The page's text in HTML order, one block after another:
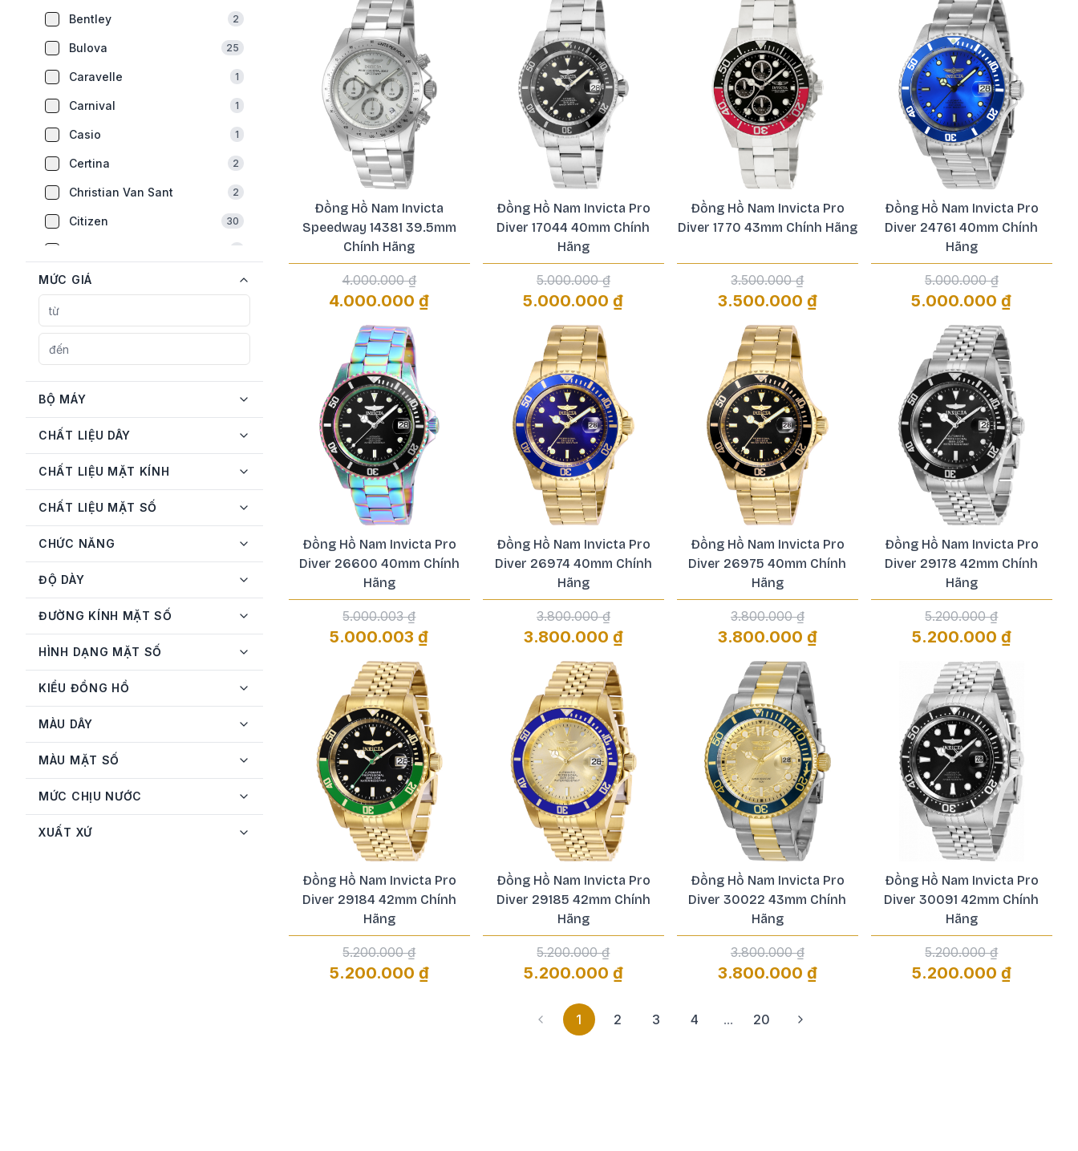
Bentley 2
Bulova 25
Caravelle 1
Carnival 1
Casio 1
Certina 2
Christian Van Sant 2
Citizen 30
Emporio Armani
Frederique Constant 5
Gucci 1
Guess
Invicta 72
JBW
Longines
MATHEY-TISSOT
Mido 2
Olym Pianus
Orient
Philipp Plein 1
Raymond Weil
Salvatore Ferragamo
Seiko
MỨC GIÁ
BỘ MÁY
CHẤT LIỆU DÂY
CHẤT LIỆU MẶT KÍNH
CHẤT LIỆU MẶT SỐ
CHỨC NĂNG
ĐỘ DÀY
ĐƯỜNG KÍNH MẶT SỐ
HÌNH DẠNG MẶT SỐ
KIỂU ĐỒNG HỒ
MÀU DÂY
MÀU MẶT SỐ
MỨC CHỊU NƯỚC
XUẤT XỨ
Đồng Hồ Nam Invicta
Speedway 14381 39.5mm
Chính Hãng
4.000.000 ₫
4.000.000 ₫
Đồng Hồ Nam Invicta Pro
Diver 17044 40mm Chính
Hãng
5.000.000 ₫
5.000.000 ₫
Đồng Hồ Nam Invicta Pro
Diver 1770 43mm Chính Hãng
3.500.000 ₫
3.500.000 ₫
Đồng Hồ Nam Invicta Pro
Diver 24761 40mm Chính
Hãng
5.000.000 ₫
5.000.000 ₫
Đồng Hồ Nam Invicta Pro
Diver 26600 40mm Chính
Hãng
5.000.003 ₫
5.000.003 ₫
Đồng Hồ Nam Invicta Pro
Diver 26974 40mm Chính
Hãng
3.800.000 ₫
3.800.000 ₫
Đồng Hồ Nam Invicta Pro
Diver 26975 40mm Chính
Hãng
3.800.000 ₫
3.800.000 ₫
Đồng Hồ Nam Invicta Pro
Diver 29178 42mm Chính
Hãng
5.200.000 ₫
5.200.000 ₫
Đồng Hồ Nam Invicta Pro
Diver 29184 42mm Chính
Hãng
5.200.000 ₫
5.200.000 ₫
Đồng Hồ Nam Invicta Pro
Diver 29185 42mm Chính
Hãng
5.200.000 ₫
5.200.000 ₫
Đồng Hồ Nam Invicta Pro
Diver 30022 43mm Chính
Hãng
3.800.000 ₫
3.800.000 ₫
Đồng Hồ Nam Invicta Pro
Diver 30091 42mm Chính
Hãng
5.200.000 ₫
5.200.000 ₫
1 2 3 4 ... 20